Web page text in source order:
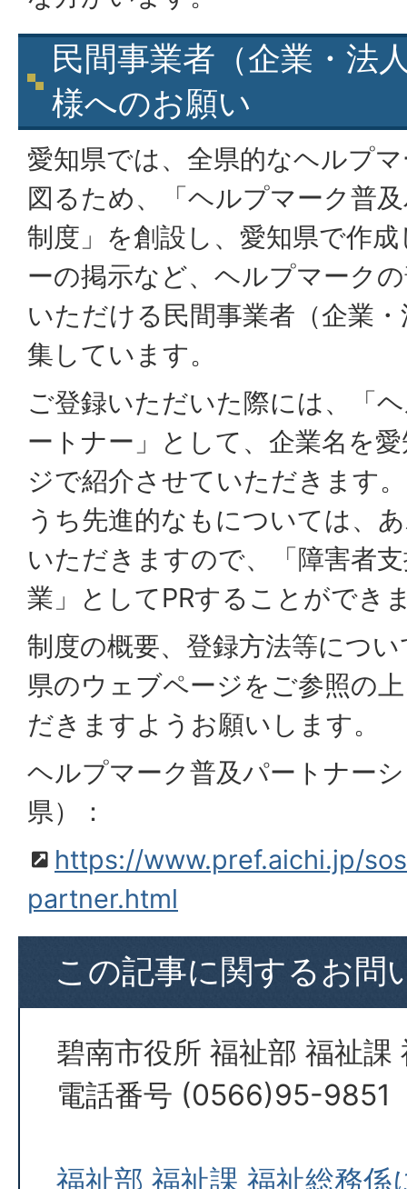
民間事業者（企業・法
様へのお願い
愛知県では、全県的なヘルプ
図るため、「ヘルプマーク普
制度」を創設し、愛知県で作
ーの掲示など、ヘルプマーク
いただける民間事業者（企業
集しています。
ご登録いただいた際には、「
ートナー」として、企業名を
ジで紹介させていただきます
うち先進的なもについては、
いただきますので、「障害者
業」としてPRすることができ
制度の概要、登録方法等につ
県のウェブページをご参照の
だきますようお願いします。
ヘルプマーク普及パートナー
県）：
https://www.pref.aichi.jp/
partner.html
この記事に関するお問
碧南市役所 福祉部 福祉課
電話番号 (0566)95-9851
福祉部 福祉課 福祉総務係